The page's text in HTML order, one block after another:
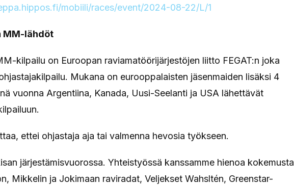
mobiili/races/event/2024-08-22/L/1
MM-lähdöt
kilpailu on Euroopan raviamatöörijärjestöjen liitto FEGAT:n joka
Mukana on eurooppalaisten jäsenmaiden lisäksi 4
vuonna Argentiina, Kanada, Uusi-Seelanti ja USA lähettävät
ettei ohjastaja aja tai valmenna hevosia työkseen.
järjestämisvuorossa. Yhteistyössä kanssamme hienoa kokemusta
Mikkelin ja Jokimaan raviradat, Veljekset Wahsltén, Greenstar-